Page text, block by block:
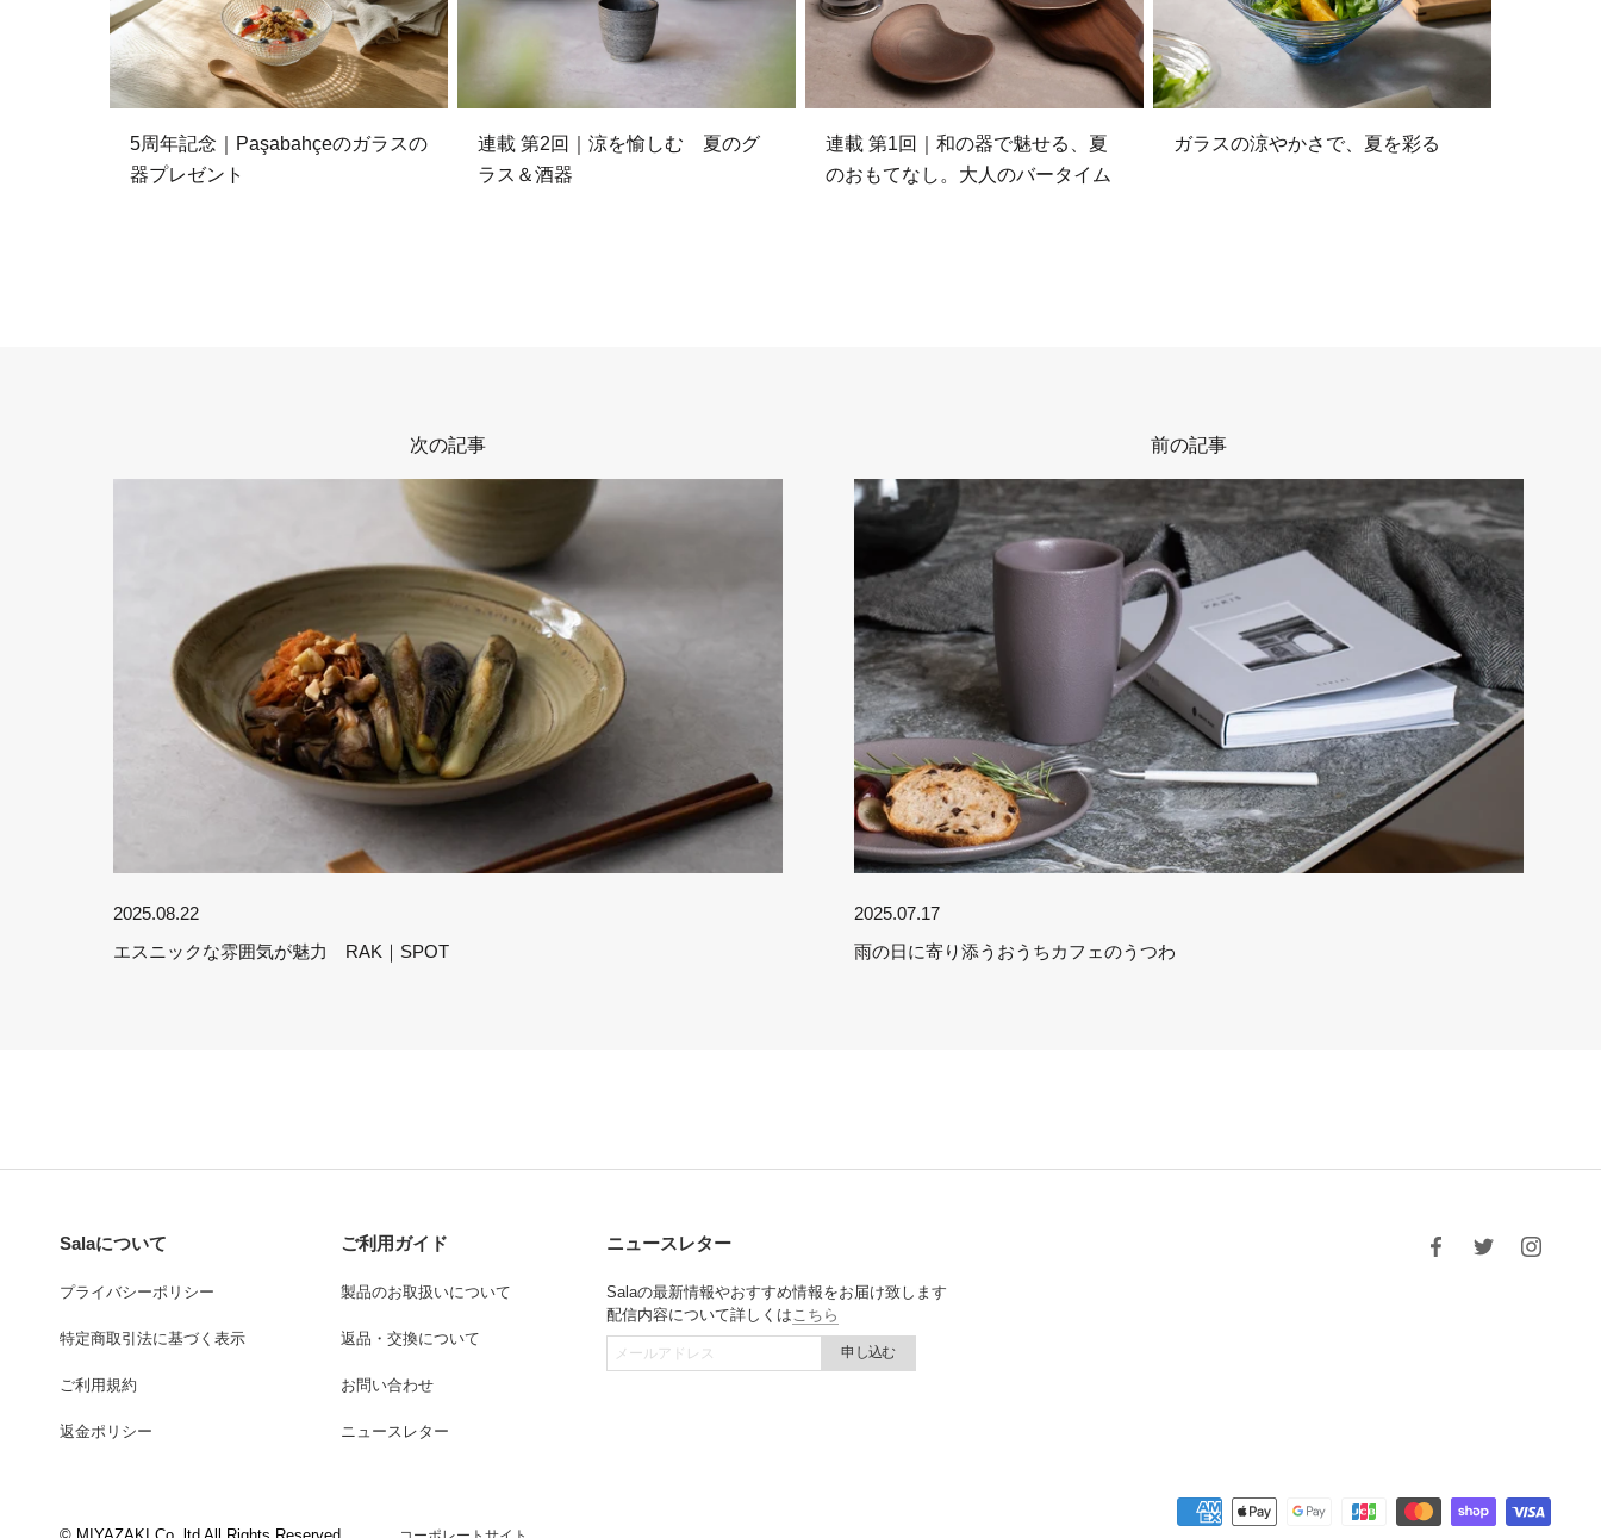
5周年記念｜Paşabahçeのガラスの
器プレゼント
連載 第2回｜涼を愉しむ 夏のグ
ラス＆酒器
連載 第1回｜和の器で魅せる、夏
のおもてなし。大人のバータイム
ガラスの涼やかさで、夏を彩る
次の記事
2025.08.22
エスニックな雰囲気が魅力 RAK｜SPOT
前の記事
2025.07.17
雨の日に寄り添うおうちカフェのうつわ
Salaについて
プライバシーポリシー
特定商取引法に基づく表示
ご利用規約
返金ポリシー
ご利用ガイド
製品のお取扱いについて
返品・交換について
お問い合わせ
ニュースレター
ニュースレター
Salaの最新情報やおすすめ情報をお届け致します
配信内容について詳しくは こちら
申し込む